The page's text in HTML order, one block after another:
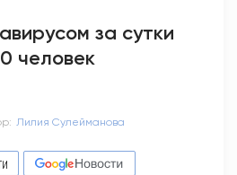
за сутки
человек
Лилия Сулейманова